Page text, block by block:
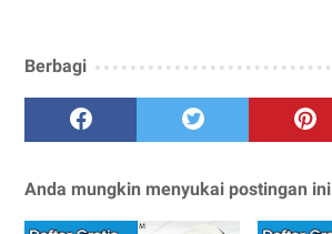
Berbagi
Anda mungkin menyukai postingan ini